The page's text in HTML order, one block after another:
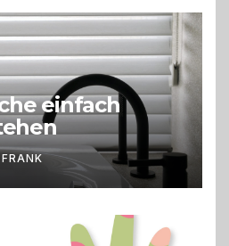
einfach
FRANK